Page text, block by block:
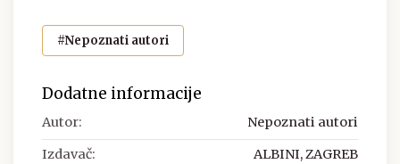
#Nepoznati autori
Dodatne informacije
Autor: Nepoznati autori
Izdavač: ALBINI, ZAGREB